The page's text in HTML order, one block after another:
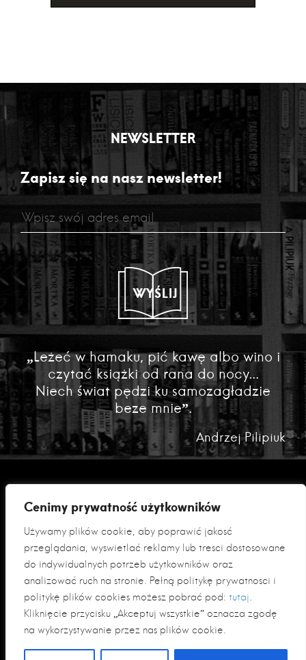
Cenimy prywatność użytkowników
Używamy plików cookie, aby poprawić jakość
przeglądania, wyświetlać reklamy lub treści dostosowane
do indywidualnych potrzeb użytkowników oraz
analizować ruch na stronie. Pełną politykę prywatności i
politykę plików cookies możesz pobrać pod: tutaj.
Kliknięcie przycisku „Akceptuj wszystkie” oznacza zgodę
na wykorzystywanie przez nas plików cookie.
NEWSLETTER
Zapisz się na nasz newsletter!
WYŚLIJ
„Leżeć w hamaku, pić kawę albo wino i
czytać książki od rana do nocy...
Niech świat pędzi ku samozagładzie
beze mnie”.
Andrzej Pilipiuk
© 2026 Fabryka Słów sp. z o. o
Polityka prywatności
Klauzula informacyjna RODO